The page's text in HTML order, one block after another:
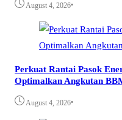
August 4, 2026•
Perkuat Rantai Pasok
Optimalkan Angkutan
August 4, 2026•